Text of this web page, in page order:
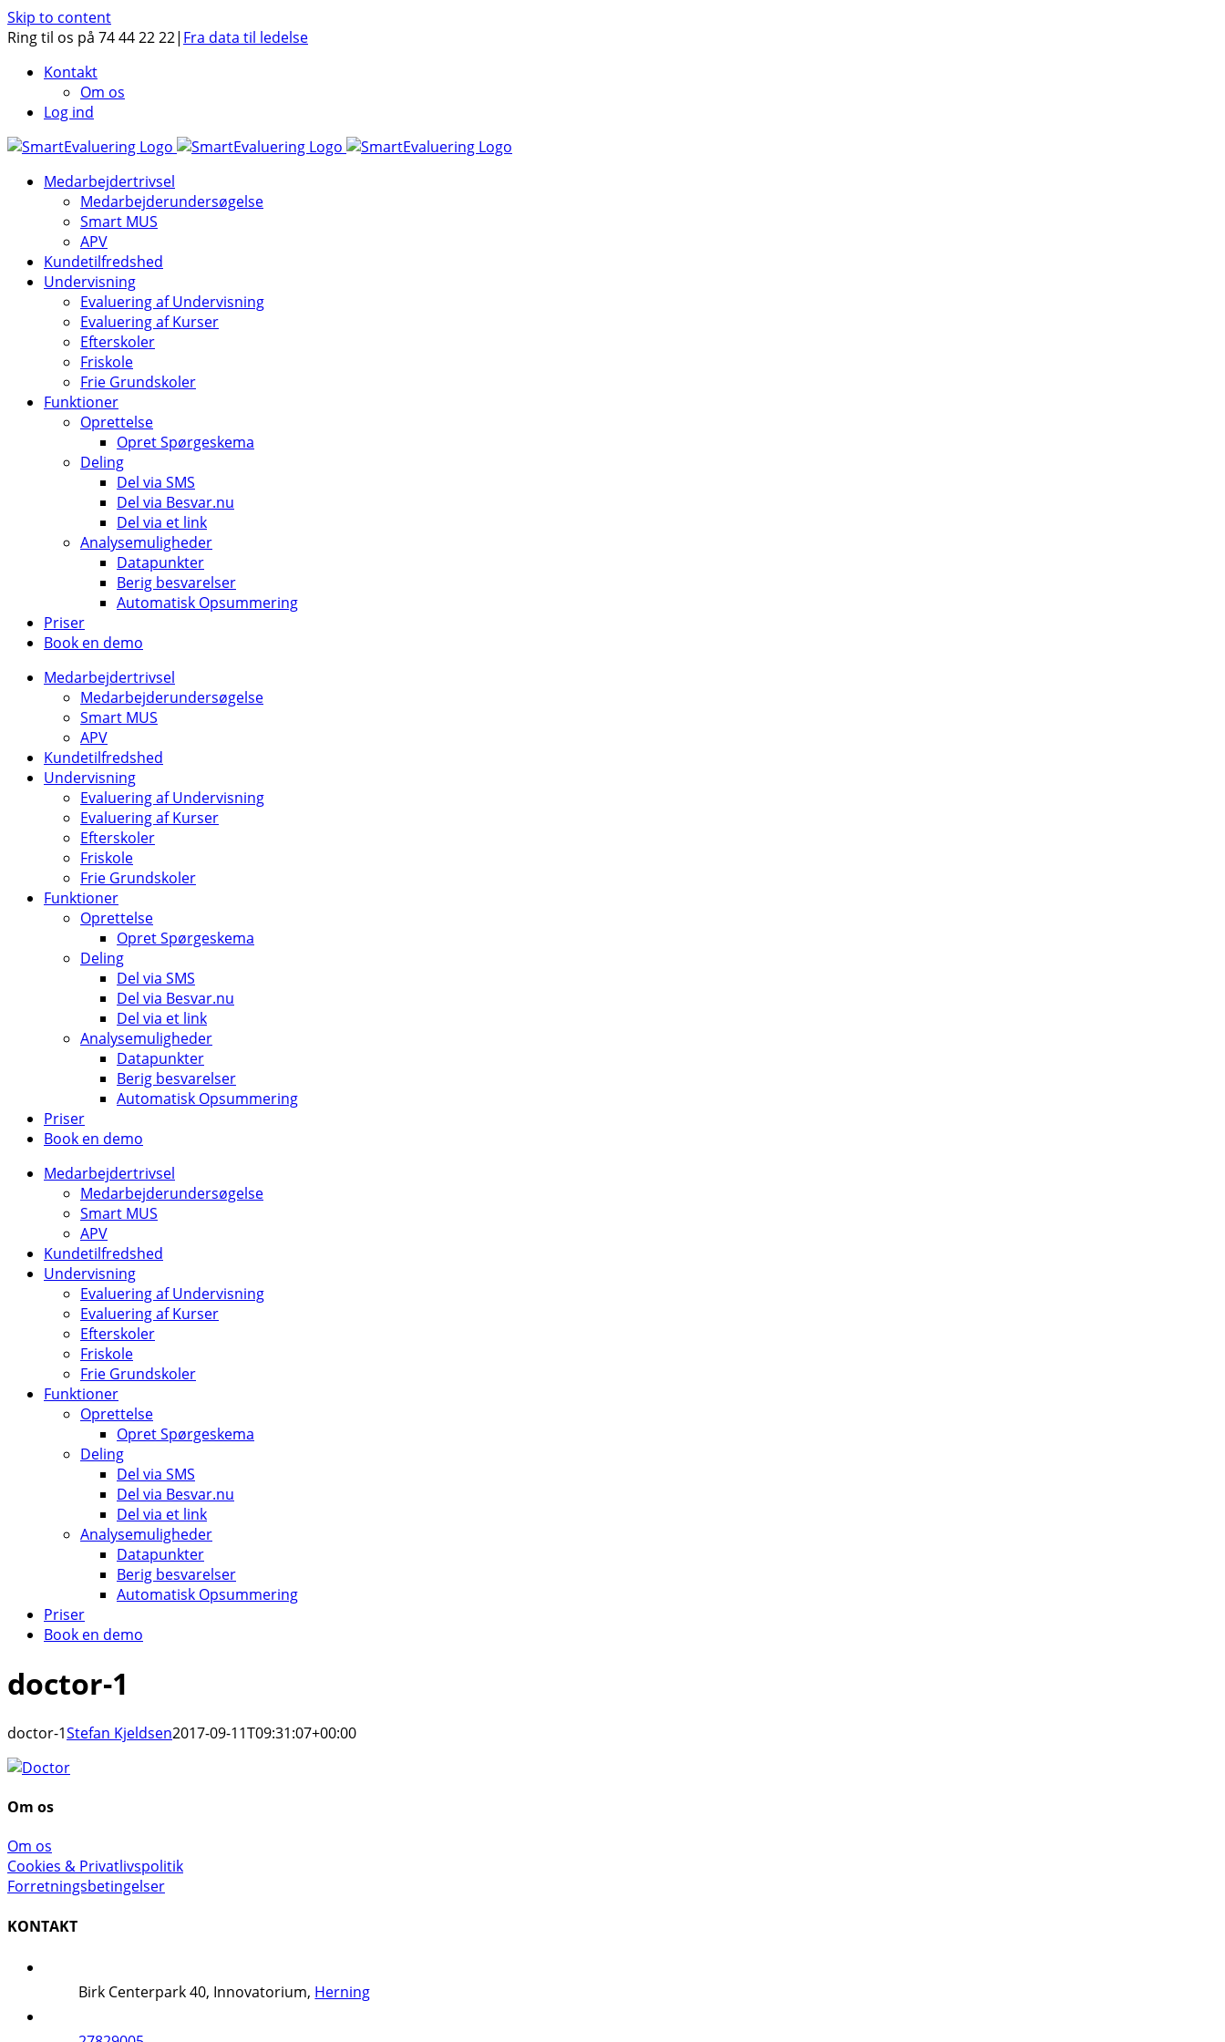
Skip to content
Ring til os på 74 44 22 22| Fra data til ledelse
Kontakt
Om os
Log ind
Medarbejdertrivsel
Medarbejderundersøgelse
Smart MUS
APV
Kundetilfredshed
Undervisning
Evaluering af Undervisning
Evaluering af Kurser
Efterskoler
Friskole
Frie Grundskoler
Funktioner
Oprettelse
Opret Spørgeskema
Deling
Del via SMS
Del via Besvar.nu
Del via et link
Analysemuligheder
Datapunkter
Berig besvarelser
Automatisk Opsummering
Priser
Book en demo
Medarbejdertrivsel
Medarbejderundersøgelse
Smart MUS
APV
Kundetilfredshed
Undervisning
Evaluering af Undervisning
Evaluering af Kurser
Efterskoler
Friskole
Frie Grundskoler
Funktioner
Oprettelse
Opret Spørgeskema
Deling
Del via SMS
Del via Besvar.nu
Del via et link
Analysemuligheder
Datapunkter
Berig besvarelser
Automatisk Opsummering
Priser
Book en demo
Medarbejdertrivsel
Medarbejderundersøgelse
Smart MUS
APV
Kundetilfredshed
Undervisning
Evaluering af Undervisning
Evaluering af Kurser
Efterskoler
Friskole
Frie Grundskoler
Funktioner
Oprettelse
Opret Spørgeskema
Deling
Del via SMS
Del via Besvar.nu
Del via et link
Analysemuligheder
Datapunkter
Berig besvarelser
Automatisk Opsummering
Priser
Book en demo
doctor-1
doctor-1Stefan Kjeldsen2017-09-11T09:31:07+00:00
Om os
Om os
Cookies & Privatlivspolitik
Forretningsbetingelser
KONTAKT
Birk Centerpark 40, Innovatorium, Herning